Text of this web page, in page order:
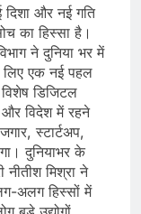
दिशा और नई गति
का हिस्सा है।
ने दुनिया भर में
लिए एक नई पहल
डिजिटल
और विदेश में रहने
स्टार्टअप,
दुनियाभर के
नीतीश मिश्रा ने
अलग हिस्सों में